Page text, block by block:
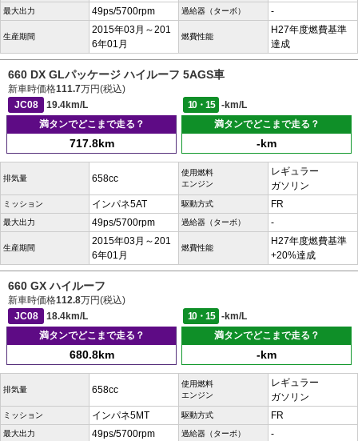
最大出力 49ps/5700rpm 過給器（ターボ） -
生産期間
2015年03月～201
6年01月
燃費性能
H27年度燃費基準
達成
660 DX GLパッケージ ハイルーフ 5AGS車
新車時価格111.7万円(税込)
JC08
19.4km/L 10・15
-km/L
満タンでどこまで走る？
717.8km
満タンでどこまで走る？
-km
排気量 658cc
使用燃料
エンジン
レギュラー
ガソリン
ミッション インパネ5AT 駆動方式 FR
最大出力 49ps/5700rpm 過給器（ターボ） -
生産期間
2015年03月～201
6年01月
燃費性能
H27年度燃費基準
+20%達成
660 GX ハイルーフ
新車時価格112.8万円(税込)
JC08
18.4km/L 10・15
-km/L
満タンでどこまで走る？
680.8km
満タンでどこまで走る？
-km
排気量 658cc
使用燃料
エンジン
レギュラー
ガソリン
ミッション インパネ5MT 駆動方式 FR
最大出力 49ps/5700rpm 過給器（ターボ） -